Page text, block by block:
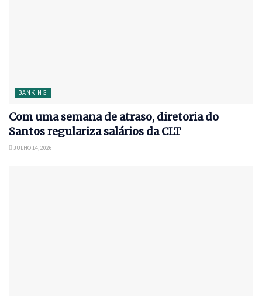
BANKING
Com uma semana de atraso, diretoria do
Santos regulariza salários da CLT
JULHO 14, 2026